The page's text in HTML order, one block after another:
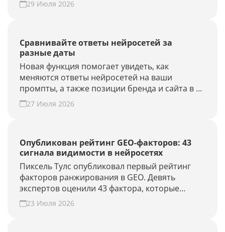
Наведите порядок в списке проектов.
29 Июля 2026
Сравнивайте ответы нейросетей за
разные даты
Новая функция помогает увидеть, как
меняются ответы нейросетей на ваши
промпты, а также позиции бренда и сайта в AI-
выдаче.
27 Июля 2026
Опубликован рейтинг GEO-факторов: 43
сигнала видимости в нейросетях
Пиксель Тулс опубликовал первый рейтинг
факторов ранжирования в GEO. Девять
экспертов оценили 43 фактора, которые
влияют на видимость бренда в AI-ответах.
23 Июля 2026